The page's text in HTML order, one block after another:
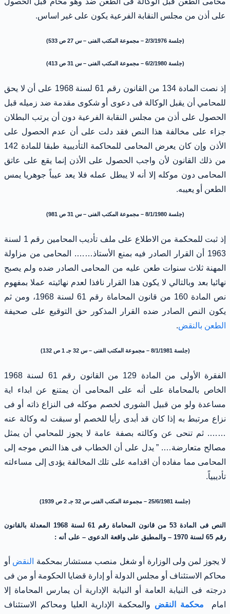
على أذن من مجلس النقابة الفرعية يكون على غير اساس.
(جلسة 2/3/1976 – مجموعة المكتب الفنى – س 27 ص 533)
(جلسة 6/2/1980 – مجموعة المكتب الفنى – س 31 ص 413)
إذ نصت المادة 134 من القانون رقم 61 لسنة 1968 على أن لا يحق
للمحامي أن يقبل الوكالة فى دعوى أو شكوى مقدمة ضد زميله قبل
الحصول على أذن من مجلس النقابة الفرعية دون أن يرتب البطلان
جزاء على مخالفة هذا النص فقد دلت على أن عدم الحصول على
الأذن وإن كان يعرض المحامى للمحاكمة التأديبية طبقا للمادة 142
من ذلك القانون لأن واجب الحصول على الأذن إنما يقع على عاتق
المحامى دون موكله إلا أنه لا يبطل عمله فلا يعد عيباً جوهريا يمس
الطعن أو يعيبه.
(جلسة 8/1/1980 – مجموعة المكتب الفنى – س 31 ص 981)
إذ ثبت للمحكمة من الاطلاع على ملف تأديب المحامين رقم 1 لسنة
1963 أن القرار الصادر فيه بمنع الأستاذ……. المحامى من مزاولة
المهنة ثلاث سنوات طعن عليه من المحامى الصادر ضده ولم يصبح
نهائيا بعد وبالتالي لا يكون هذا القرار نافذا لعدم نهائيته عملا بمفهوم
نص المادة 160 من قانون المحاماة رقم 61 لسنة 1968، ومن ثم
يكون النص الصادر ضده القرار المذكور حق التوقيع على صحيفة
الطعن بالنقض.
(جلسة 8/1/1981 – مجموعة المكتب الفنى – س 32 جـ 1 ص 132)
الفقرة الأولى من المادة 129 من القانون رقم 61 لسنة 1968
الخاص بالمحاماة على أنه على المحامى أن يمتنع عن ابداء اية
مساعدة ولو من قبيل الشورى لخصم موكله فى النزاع ذاته أو فى
نزاع مرتبط به إذا كان قد أبدى رأيا للخصم أو سبقت له وكالة عنه
……. ثم تنحى عن وكالته بصفة عامة لا يجوز للمحامي أن يمثل
مصالح متعارضة…. ” يدل على أن الخطاب فى هذا النص موجه إلى
المحامى مما مفاده أن اقدامه على تلك المخالفة يؤدى إلى مساءلته
تأديبياً.
(جلسة 25/6/1981 – مجموعة المكتب الفنى س 32 جـ 2 ص 1939)
النص فى المادة 53 من قانون المحاماة رقم 61 لسنة 1968 المعدلة بالقانون
رقم 65 لسنة 1970 – والمطبق على واقعة الدعوى – على أنه :
لا يجوز لمن ولى الوزارة أو شغل منصب مستشار بمحكمة النقض أو
محاكم الاستئناف أو مجلس الدولة أو إدارة قضايا الحكومة أو من فى
درجته فى النيابة العامة أو النيابة الإدارية أن يمارس المحاماة إلا
امام محكمة النقض والمحكمة الإدارية العليا ومحاكم الاستئناف